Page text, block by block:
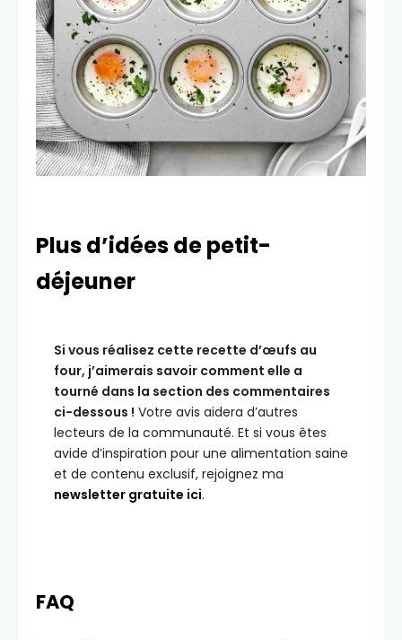
Plus d’idées de petit-
déjeuner
Si vous réalisez cette recette d’œufs au
four, j’aimerais savoir comment elle a
tourné dans la section des commentaires
ci-dessous ! Votre avis aidera d’autres
lecteurs de la communauté. Et si vous êtes
avide d’inspiration pour une alimentation saine
et de contenu exclusif, rejoignez ma
newsletter gratuite ici.
FAQ